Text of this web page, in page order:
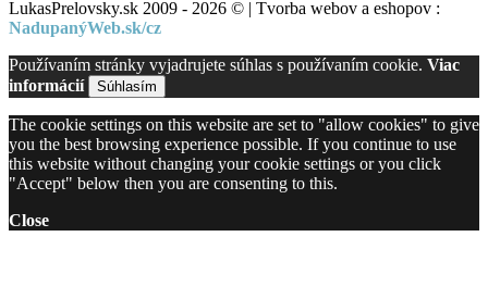
LukasPrelovsky.sk 2009 - 2026 © | Tvorba webov a eshopov :
NadupanýWeb.sk/cz
Používaním stránky vyjadrujete súhlas s používaním cookie. Viac
informácií
Súhlasím
The cookie settings on this website are set to "allow cookies" to give
you the best browsing experience possible. If you continue to use
this website without changing your cookie settings or you click
"Accept" below then you are consenting to this.
Close